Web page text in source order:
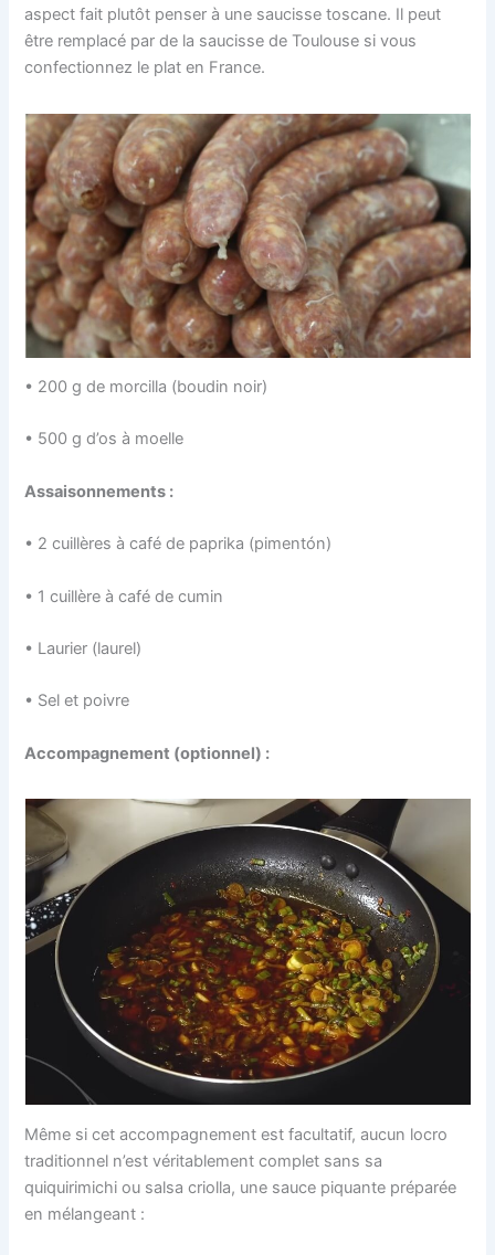
aspect fait plutôt penser à une saucisse toscane. Il peut
être remplacé par de la saucisse de Toulouse si vous
confectionnez le plat en France.
• 200 g de morcilla (boudin noir)
• 500 g d’os à moelle
Assaisonnements :
• 2 cuillères à café de paprika (pimentón)
• 1 cuillère à café de cumin
• Laurier (laurel)
• Sel et poivre
Accompagnement (optionnel) :
Même si cet accompagnement est facultatif, aucun locro
traditionnel n’est véritablement complet sans sa
quiquirimichi ou salsa criolla, une sauce piquante préparée
en mélangeant :